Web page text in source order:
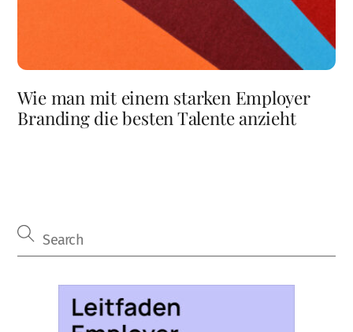
Wie man mit einem starken Employer
Branding die besten Talente anzieht